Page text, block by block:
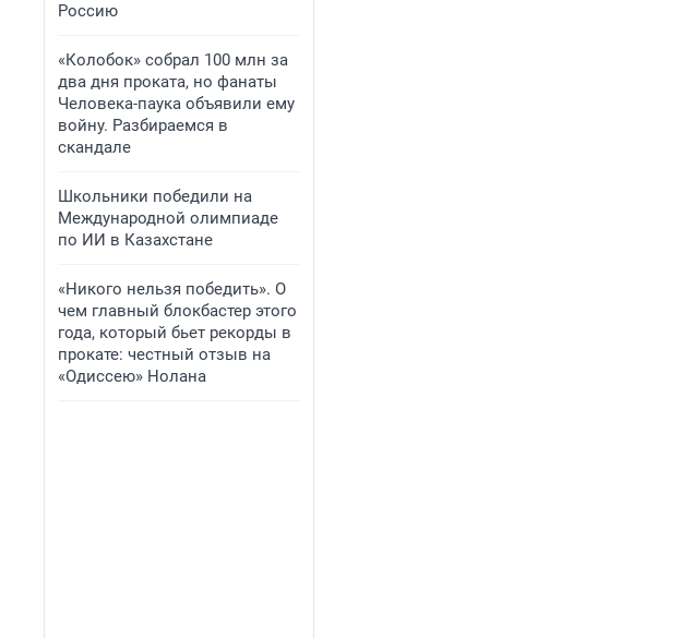
Россию
«Колобок» собрал 100 млн за
два дня проката, но фанаты
Человека-паука объявили ему
войну. Разбираемся в
скандале
Школьники победили на
Международной олимпиаде
по ИИ в Казахстане
«Никого нельзя победить». О
чем главный блокбастер этого
года, который бьет рекорды в
прокате: честный отзыв на
«Одиссею» Нолана